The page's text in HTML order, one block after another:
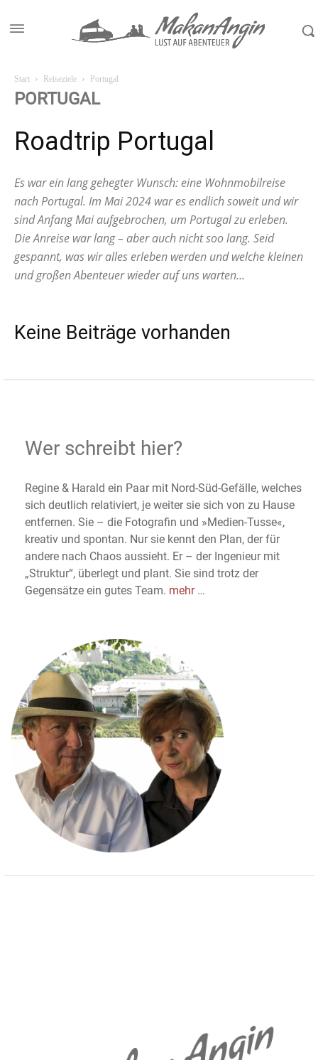
Start Reiseziele Portugal
PORTUGAL
Roadtrip Portugal
Es war ein lang gehegter Wunsch: eine Wohnmobilreise
nach Portugal. Im Mai 2024 war es endlich soweit und wir
sind Anfang Mai aufgebrochen, um Portugal zu erleben.
Die Anreise war lang – aber auch nicht soo lang. Seid
gespannt, was wir alles erleben werden und welche kleinen
und großen Abenteuer wieder auf uns warten…
Keine Beiträge vorhanden
Wer schreibt hier?
Regine & Harald ein Paar mit Nord-Süd-Gefälle, welches
sich deutlich relativiert, je weiter sie sich von zu Hause
entfernen. Sie – die Fotografin und »Medien-Tusse«,
kreativ und spontan. Nur sie kennt den Plan, der für
andere nach Chaos aussieht. Er – der Ingenieur mit
„Struktur“, überlegt und plant. Sie sind trotz der
Gegensätze ein gutes Team. mehr …